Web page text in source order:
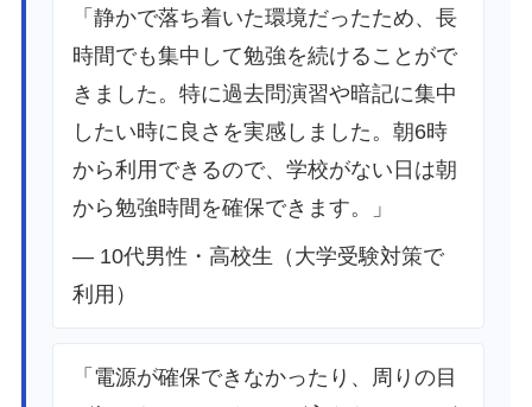
「静かで落ち着いた環境だったため、長
時間でも集中して勉強を続けることがで
きました。特に過去問演習や暗記に集中
したい時に良さを実感しました。朝6時
から利用できるので、学校がない日は朝
から勉強時間を確保できます。」
— 10代男性・高校生（大学受験対策で
利用）
「電源が確保できなかったり、周りの目